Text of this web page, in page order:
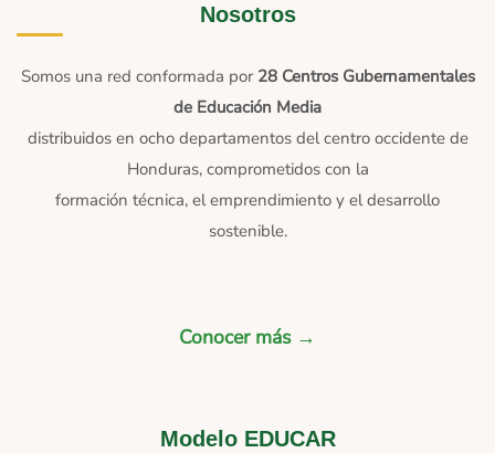
Nosotros
Somos una red conformada por 28 Centros Gubernamentales
de Educación Media
distribuidos en ocho departamentos del centro occidente de
Honduras, comprometidos con la
formación técnica, el emprendimiento y el desarrollo
sostenible.
Conocer más →
Modelo EDUCAR